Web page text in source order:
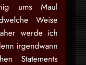
ums Maul
Weise
werde ich
irgendwann
Statements